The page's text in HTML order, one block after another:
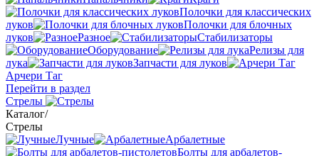
Полочки для классических
луков
Полочки для блочных
луков
Разное
Стабилизаторы
Оборудование
Релизы для
лука
Запчасти для луков
Арчери Таг
Перейти в раздел
Стрелы
Каталог/
Стрелы
Лучные
Арбалетные
Болты для арбалетов-